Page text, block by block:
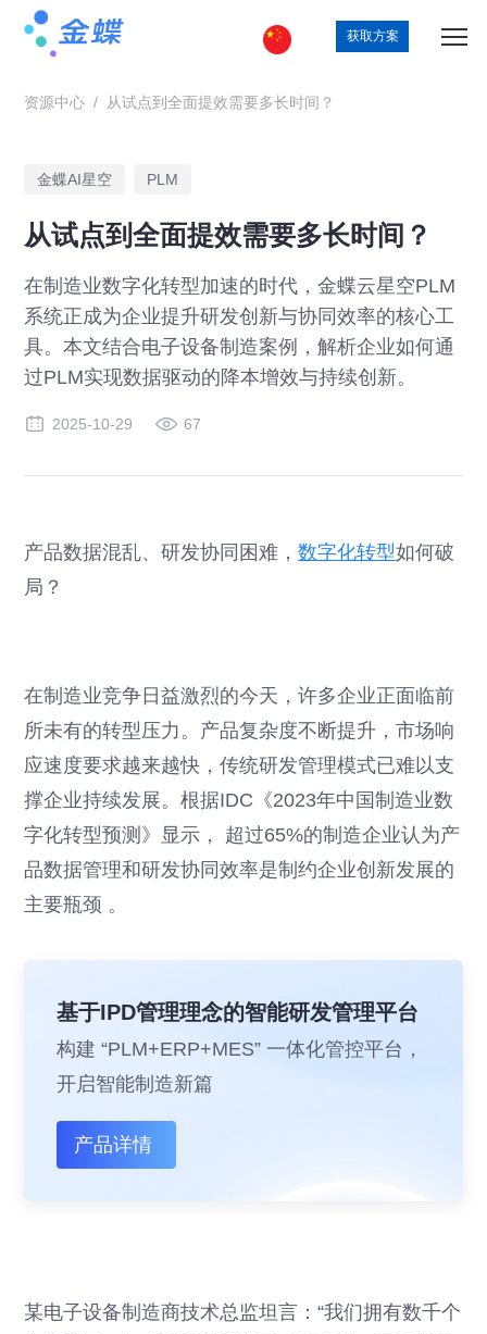
获取方案
资源中心 / 从试点到全面提效需要多长时间？
金蝶AI星空 PLM
从试点到全面提效需要多长时间？
在制造业数字化转型加速的时代，金蝶云星空PLM
系统正成为企业提升研发创新与协同效率的核心工
具。本文结合电子设备制造案例，解析企业如何通
过PLM实现数据驱动的降本增效与持续创新。
2025-10-29 67
产品数据混乱、研发协同困难，数字化转型如何破
局？
在制造业竞争日益激烈的今天，许多企业正面临前
所未有的转型压力。产品复杂度不断提升，市场响
应速度要求越来越快，传统研发管理模式已难以支
撑企业持续发展。根据IDC《2023年中国制造业数
字化转型预测》显示， 超过65%的制造企业认为产
品数据管理和研发协同效率是制约企业创新发展的
主要瓶颈 。
基于IPD管理理念的智能研发管理平台
构建 “PLM+ERP+MES” 一体化管控平台，
开启智能制造新篇
产品详情
某电子设备制造商技术总监坦言：“我们拥有数千个